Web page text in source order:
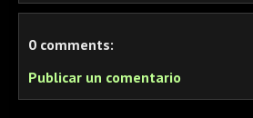
0 comments:
Publicar un comentario